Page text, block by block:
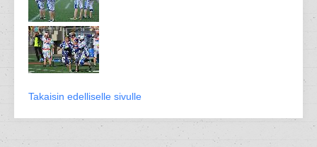
Takaisin edelliselle sivulle